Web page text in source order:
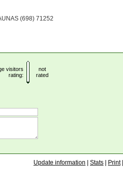
(698) 71252
visitors
rating:
not
rated
Update information Stats Print